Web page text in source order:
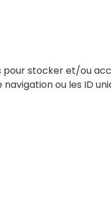
stocker et/ou
ou les ID